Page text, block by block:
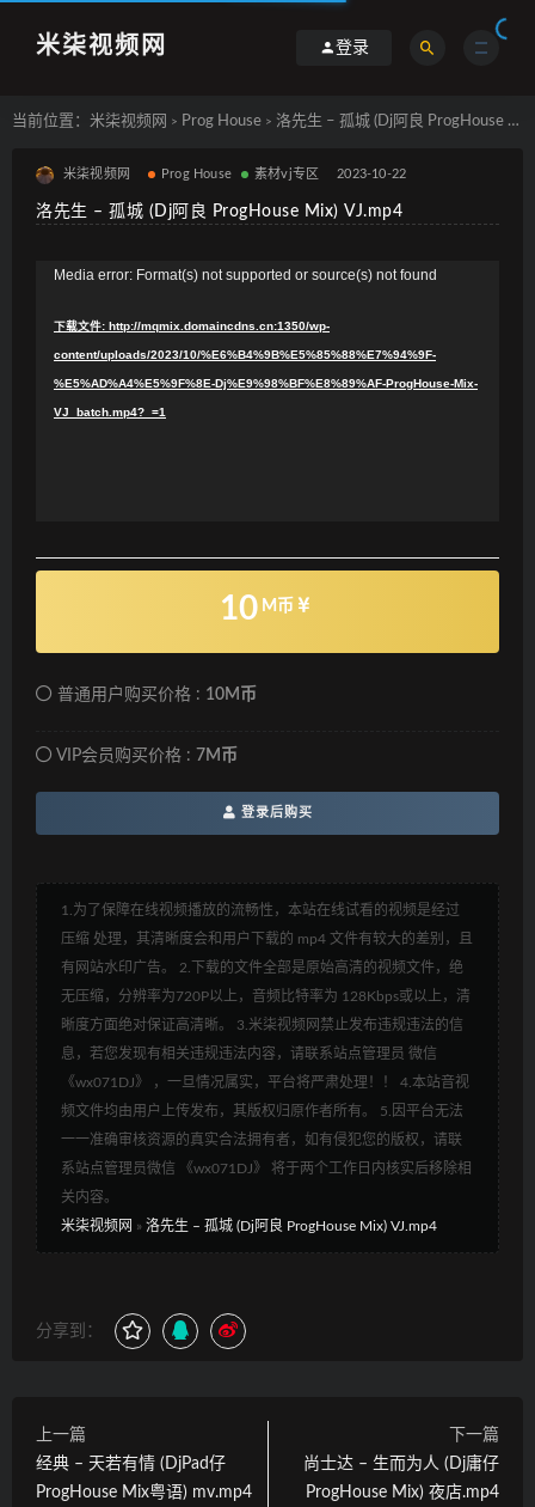
米柒视频网 登录
当前位置： 米柒视频网 > Prog House > 洛先生 – 孤城 (Dj阿良 ProgHouse Mix) VJ.mp4
米柒视频网 Prog House 素材vj专区 2023-10-22
洛先生 – 孤城 (Dj阿良 ProgHouse Mix) VJ.mp4
Media error: Format(s) not supported or source(s) not found
下载文件: http://mqmix.domaincdns.cn:1350/wp-
content/uploads/2023/10/%E6%B4%9B%E5%85%88%E7%94%9F-
%E5%AD%A4%E5%9F%8E-Dj%E9%98%BF%E8%89%AF-ProgHouse-Mix-
VJ_batch.mp4?_=1
10 M币
普通用户购买价格 : 10M币
VIP会员购买价格 : 7M币
登录后购买
1.为了保障在线视频播放的流畅性，本站在线试看的视频是经过
压缩 处理，其清晰度会和用户下载的 mp4 文件有较大的差别，且
有网站水印广告。 2.下载的文件全部是原始高清的视频文件，绝
无压缩，分辨率为720P以上，音频比特率为 128Kbps或以上，清
晰度方面绝对保证高清晰。 3.米柒视频网禁止发布违规违法的信
息，若您发现有相关违规违法内容，请联系站点管理员 微信
《wx071DJ》 ，一旦情况属实，平台将严肃处理！！ 4.本站音视
频文件均由用户上传发布，其版权归原作者所有。 5.因平台无法
一一准确审核资源的真实合法拥有者，如有侵犯您的版权，请联
系站点管理员微信 《wx071DJ》 将于两个工作日内核实后移除相
关内容。
米柒视频网 » 洛先生 – 孤城 (Dj阿良 ProgHouse Mix) VJ.mp4
分享到：
上一篇
经典 – 天若有情 (DjPad仔
ProgHouse Mix粤语) mv.mp4
下一篇
尚士达 – 生而为人 (Dj庸仔
ProgHouse Mix) 夜店.mp4